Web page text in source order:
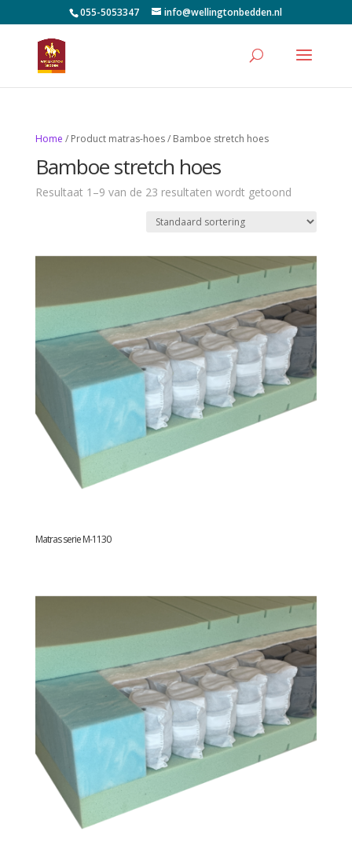
055-5053347 info@wellingtonbedden.nl
Home / Product matras-hoes / Bamboe stretch hoes
Bamboe stretch hoes
Resultaat 1–9 van de 23 resultaten wordt getoond
Matras serie M-1130